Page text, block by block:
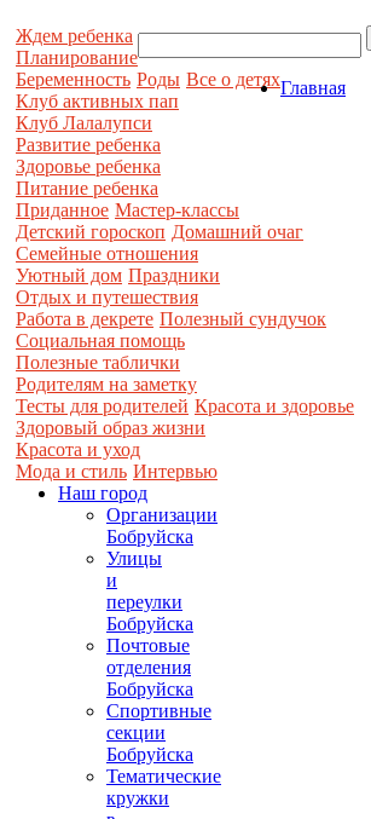
Ждем ребенка
Планирование
Беременность Роды Все о детях
Клуб активных пап
Клуб Лалалупси
Развитие ребенка
Здоровье ребенка
Питание ребенка
Приданное Мастер-классы
Детский гороскоп Домашний очаг
Семейные отношения
Уютный дом Праздники
Отдых и путешествия
Работа в декрете Полезный сундучок
Социальная помощь
Полезные таблички
Родителям на заметку
Тесты для родителей Красота и здоровье
Здоровый образ жизни
Красота и уход
Мода и стиль Интервью
Главная
Наш город
Организации
Бобруйска
Улицы
и
переулки
Бобруйска
Почтовые
отделения
Бобруйска
Спортивные
секции
Бобруйска
Тематические
кружки